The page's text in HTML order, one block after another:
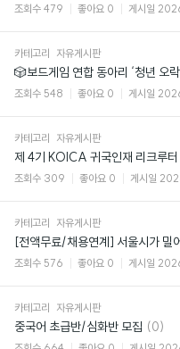
조회수 479 좋아요 0 게시일
카테고리 자유게시판
🎲보드게임 연합 동아리 ‘청년 오
조회수 548 좋아요 0 게시일
카테고리 자유게시판
제 4기 KOICA 귀국인재 리크루터
조회수 309 좋아요 0 게시일
카테고리 자유게시판
조회수 576 좋아요 0 게시일
카테고리 자유게시판
중국어 초급반/심화반 모집 댓
글
(0)